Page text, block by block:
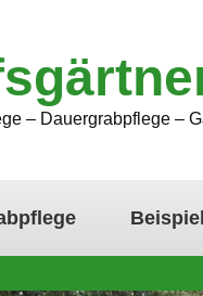
– Dauergrabpflege –